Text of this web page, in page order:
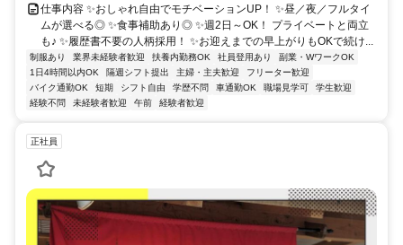
仕事内容 ✨おしゃれ自由でモチベーションUP！ ✨昼／夜／フルタイ
ムが選べる◎ ✨食事補助あり◎ ✨週2日～OK！ プライベートと両立
も♪ ✨履歴書不要の人柄採用！ ✨お迎えまでの早上がりもOKで続け...
制服あり 業界未経験者歓迎 扶養内勤務OK 社員登用あり
副業・WワークOK
1日4時間以内OK
隔週シフト提出 主婦・主夫歓迎
フリーター歓迎
バイク通勤OK
短期 シフト自由 学歴不問 車通勤OK 職場見学可
学生歓迎
経験不問
未経験者歓迎 午前 経験者歓迎
正社員